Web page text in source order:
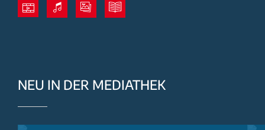
NEU IN DER MEDIATHEK